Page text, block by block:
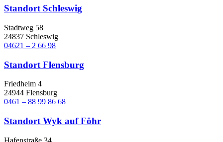
Standort Schleswig
Stadtweg 58
24837 Schleswig
04621 – 2 66 98
Standort Flensburg
Friedheim 4
24944 Flensburg
0461 – 88 99 86 68
Standort Wyk auf Föhr
Hafenstraße 34